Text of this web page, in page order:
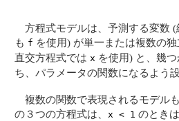
方程式モデルは、予測する変数
も f を使用) が単一または複数の
直交方程式では x を使用) と、幾
ち、パラメータの関数になるよう
複数の関数で表現されるモデル
の３つの方程式は、 x < 1 のとき